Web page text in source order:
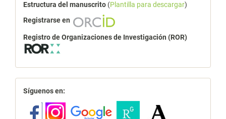
Estructura del manuscrito (Plantilla para descargar)
Registrarse en
Registro de Organizaciones de Investigación (ROR)
redes
Síguenos en: